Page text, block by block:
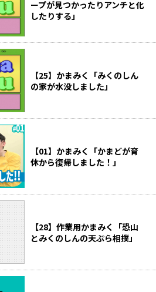
ープが見つかったりアンチと化
したりする」
【25】かまみく「みくのしん
の家が水没しました」
【01】かまみく「かまどが育
休から復帰しました！」
【28】作業用かまみく「恐山
とみくのしんの天ぷら相撲」